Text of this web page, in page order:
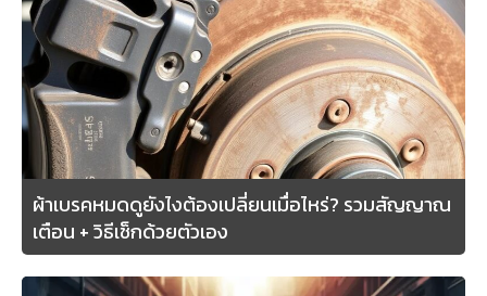
ผ้าเบรคหมดดูยังไงต้องเปลี่ยนเมื่อไหร่? รวมสัญญาณ
เตือน + วิธีเช็กด้วยตัวเอง